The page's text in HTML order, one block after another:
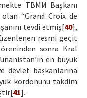
TBMM Başkanı
“Grand Croix de
tevdi etmiş[40],
resmi geçit
sonra Kral
en büyük
devlet başkanlarına
kordonunu takdim
41].